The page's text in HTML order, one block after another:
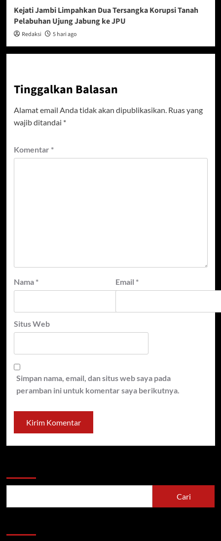
Kejati Jambi Limpahkan Dua Tersangka Korupsi Tanah
Pelabuhan Ujung Jabung ke JPU
Redaksi 5 hari ago
Tinggalkan Balasan
Alamat email Anda tidak akan dipublikasikan. Ruas yang
wajib ditandai *
Komentar *
Nama * Email *
Situs Web
Simpan nama, email, dan situs web saya pada
peramban ini untuk komentar saya berikutnya.
Cari